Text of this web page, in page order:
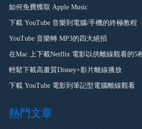
如何免費獲取 Apple Music
下載 YouTube 音樂到電腦/手機的終極教程
YouTube 音樂轉 MP3的四大絕招
在Mac 上下載Netflix 電影以供離線觀看的5
輕鬆下載高畫質Disney+影片離線播放
下載 YouTube 電影到筆記型電腦離線觀看
熱門文章